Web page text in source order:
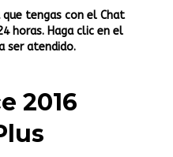
que tengas con el Chat
horas. Haga clic en el
ser atendido.
2016